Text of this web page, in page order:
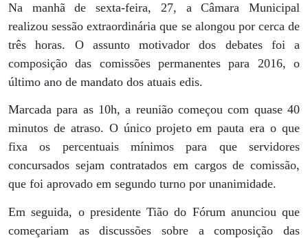
Na manhã de sexta-feira, 27, a Câmara Municipal
realizou sessão extraordinária que se alongou por cerca de
três horas. O assunto motivador dos debates foi a
composição das comissões permanentes para 2016, o
último ano de mandato dos atuais edis.
Marcada para as 10h, a reunião começou com quase 40
minutos de atraso. O único projeto em pauta era o que
fixa os percentuais mínimos para que servidores
concursados sejam contratados em cargos de comissão,
que foi aprovado em segundo turno por unanimidade.
Em seguida, o presidente Tião do Fórum anunciou que
começariam as discussões sobre a composição das